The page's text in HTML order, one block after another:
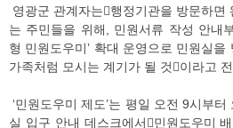
영광군 관계자는󰡒행정기관을 방문하면
는 주민들을 위해, 민원서류 작성 안내
형 민원도우미’ 확대 운영으로 민원실
가족처럼 모시는 계기가 될 것󰡓이라고
‘민원도우미 제도’는 평일 오전 9시부
실 입구 안내 데스크에서󰡐민원도우미